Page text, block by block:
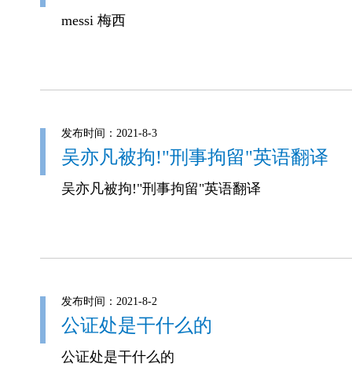
messi 梅西
发布时间：2021-8-3
吴亦凡被拘!"刑事拘留"英语翻译
吴亦凡被拘!"刑事拘留"英语翻译
发布时间：2021-8-2
公证处是干什么的
公证处是干什么的